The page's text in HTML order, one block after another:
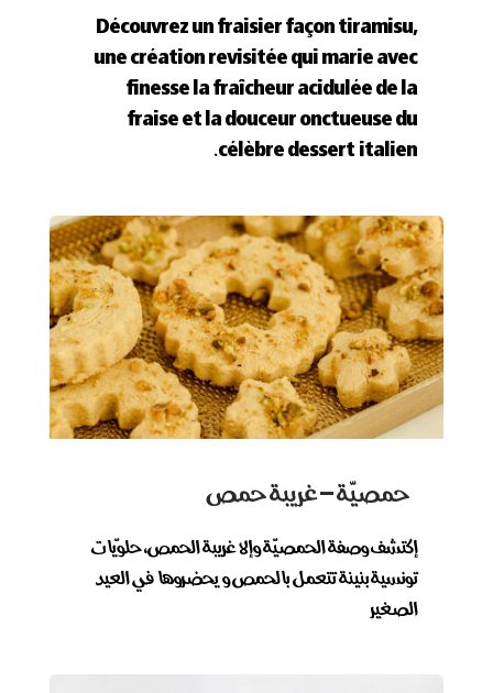
Découvrez un fraisier façon tiramisu,
une création revisitée qui marie avec
finesse la fraîcheur acidulée de la
fraise et la douceur onctueuse du
célèbre dessert italien.
حمصيّة – غريبة حمص
إكتشف وصفة الحمصيّة وإلا غريبة الحمص، حلويّات
تونسية بنينة تتعمل بالحمص و يحضروها في العيد
الصغير